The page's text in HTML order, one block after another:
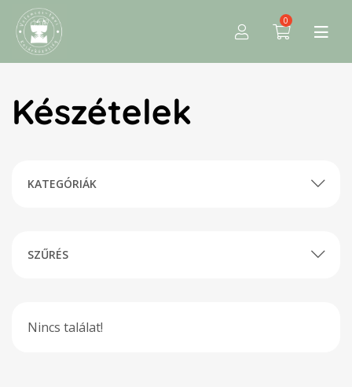
0
Készételek
KATEGÓRIÁK
SZŰRÉS
Nincs találat!